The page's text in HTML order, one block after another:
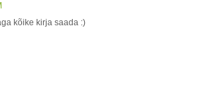
kõike kirja saada :)